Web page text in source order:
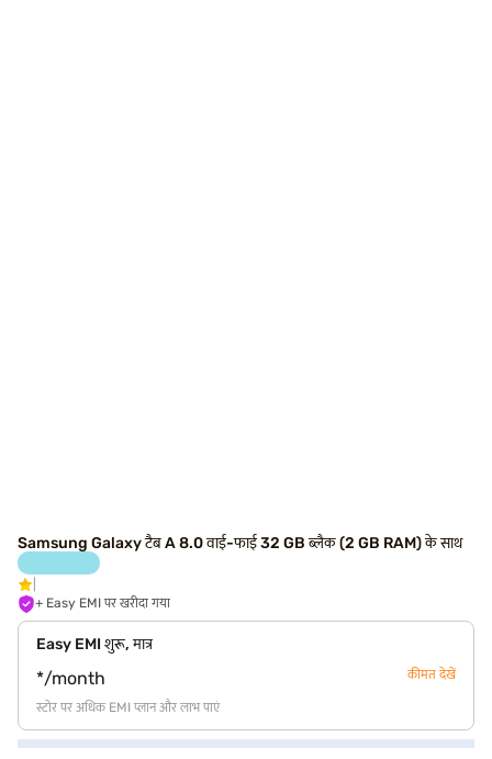
Samsung Galaxy टैब A 8.0 वाई-फाई 32 GB ब्लैक (2 GB RAM) के साथ
+ Easy EMI पर खरीदा गया
Easy EMI शुरू, मात्र
*/month कीमत देखें
स्टोर पर अधिक EMI प्लान और लाभ पाएं